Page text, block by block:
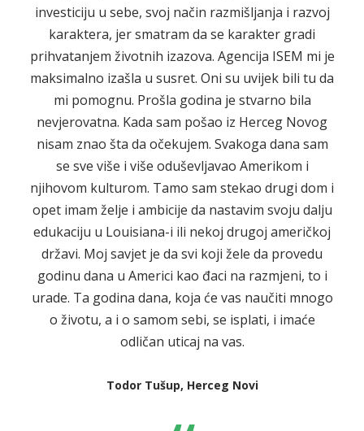
investiciju u sebe, svoj način razmišljanja i razvoj
karaktera, jer smatram da se karakter gradi
prihvatanjem životnih izazova. Agencija ISEM mi je
maksimalno izašla u susret. Oni su uvijek bili tu da
mi pomognu. Prošla godina je stvarno bila
nevjerovatna. Kada sam pošao iz Herceg Novog
nisam znao šta da očekujem. Svakoga dana sam
se sve više i više oduševljavao Amerikom i
njihovom kulturom. Tamo sam stekao drugi dom i
opet imam želje i ambicije da nastavim svoju dalju
edukaciju u Louisiana-i ili nekoj drugoj američkoj
državi. Moj savjet je da svi koji žele da provedu
godinu dana u Americi kao đaci na razmjeni, to i
urade. Ta godina dana, koja će vas naučiti mnogo
o životu, a i o samom sebi, se isplati, i imaće
odličan uticaj na vas.
Todor Tušup, Herceg Novi